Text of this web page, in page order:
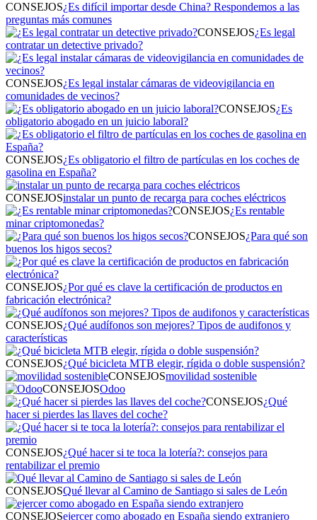
CONSEJOS¿Es difícil importar desde China? Respondemos a las
preguntas más comunes
CONSEJOS¿Es legal
contratar un detective privado?
CONSEJOS¿Es legal instalar cámaras de videovigilancia en
comunidades de vecinos?
CONSEJOS¿Es
obligatorio abogado en un juicio laboral?
CONSEJOS¿Es obligatorio el filtro de partículas en los coches de
gasolina en España?
CONSEJOSinstalar un punto de recarga para coches eléctricos
CONSEJOS¿Es rentable
minar criptomonedas?
CONSEJOS¿Para qué son
buenos los higos secos?
CONSEJOS¿Por qué es clave la certificación de productos en
fabricación electrónica?
CONSEJOS¿Qué audífonos son mejores? Tipos de audifonos y
características
CONSEJOS¿Qué bicicleta MTB elegir, rígida o doble suspensión?
CONSEJOSmovilidad sostenible
CONSEJOSOdoo
CONSEJOS¿Qué
hacer si pierdes las llaves del coche?
CONSEJOS¿Qué hacer si te toca la lotería?: consejos para
rentabilizar el premio
CONSEJOSQué llevar al Camino de Santiago si sales de León
CONSEJOSejercer como abogado en España siendo extranjero